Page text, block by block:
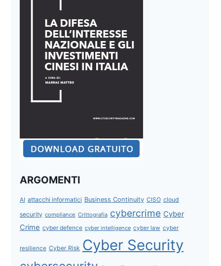
ARGOMENTI
AI attacchi informatici Business Continuity CISO cloud
security compliance Crittografia cybercrime Cyber
Crime cyber defence cyber intelligence cyber law cyber
resilience Cyber Risk Cyber Security